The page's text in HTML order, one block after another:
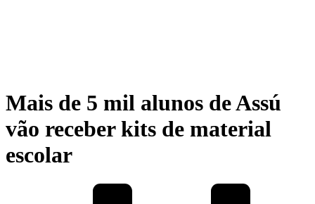
Mais de 5 mil alunos de Assú
vão receber kits de material
escolar